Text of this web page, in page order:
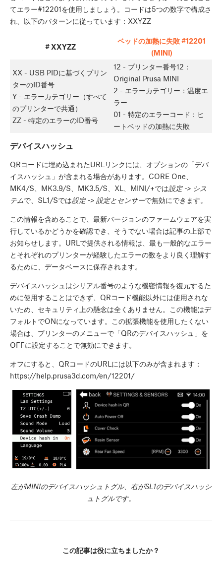
てエラー#12201を使用しましょう。コードは5つの数字で構成さ
れ、以下のパターンに従っています：XXYZZ
# XXYZZ
ベッドの加熱に失敗 #12201
(MINI)
XX - USB PIDに基づくプリン
ターのID番号
Y - エラーカテゴリー（すべて
のプリンターで共通）
ZZ - 特定のエラーのID番号
12 - プリンター番号12：
Original Prusa MINI
2 - エラーカテゴリー：温度エ
ラー
01 - 特定のエラーコード：ヒ
ートベッドの加熱に失敗
デバイスハッシュ
QRコードに埋め込まれたURLリンクには、オプションの「デバ
イスハッシュ」が含まれる場合があります。CORE One、
MK4/S、MK3.9/S、MK3.5/S、XL、MINI/+では設定 -> シス
テムで、SL1/Sでは設定 -> 設定とセンサーで無効にできます。
この情報を含めることで、最新バージョンのファームウェアを実
行しているかどうかを確認でき、そうでない場合は記事の上部で
お知らせします。URLで提供される情報は、最も一般的なエラー
とそれぞれのプリンターが経験したエラーの数をより良く理解す
るために、データベースに保存されます。
デバイスハッシュはシリアル番号のような機密情報を復元するた
めに使用することはできず、QRコード機能以外には使用されな
いため、セキュリティ上の懸念は全くありません。この機能はデ
フォルトでONになっています。この拡張機能を使用したくない
場合は、プリンターのメニューで「QRのデバイスハッシュ」を
OFFに設定することで無効にできます。
オフにすると、QRコードのURLには以下のみが含まれます：
https://help.prusa3d.com/en/12201/
左がMINIのデバイスハッシュトグル、右がSL1のデバイスハッシ
ュトグルです。
この記事は役に立ちましたか？